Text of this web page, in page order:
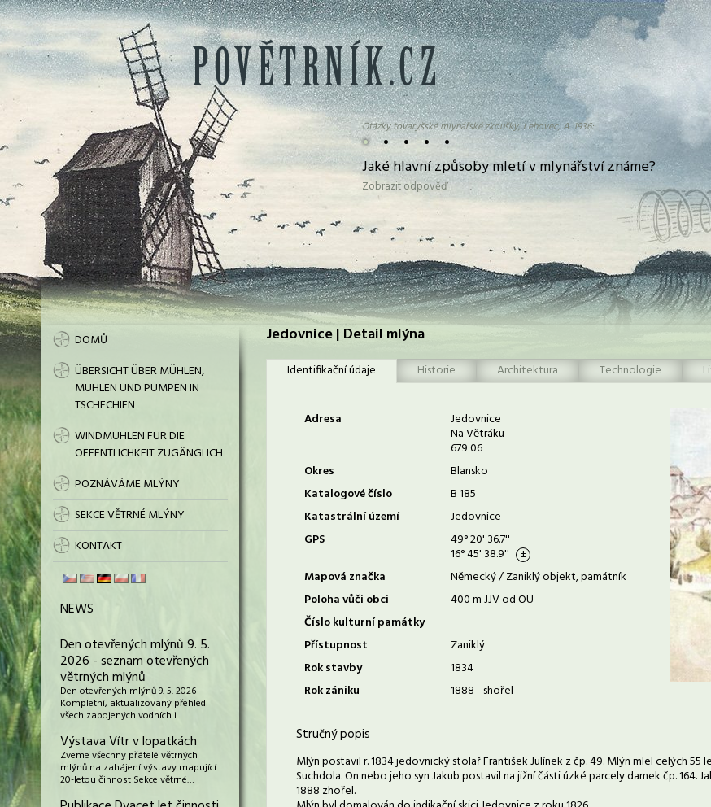
• • • • •
Otázky tovaryšské mlynářské zkoušky, Lehovec, A. 1936:
Jaké hlavní způsoby mletí v mlynářství známe?
Zobrazit odpověď
DOMŮ
ÜBERSICHT ÜBER MÜHLEN,
MÜHLEN UND PUMPEN IN
TSCHECHIEN
WINDMÜHLEN FÜR DIE
ÖFFENTLICHKEIT ZUGÄNGLICH
POZNÁVÁME MLÝNY
SEKCE VĚTRNÉ MLÝNY
KONTAKT
NEWS
Den otevřených mlýnů 9. 5.
2026 - seznam otevřených
větrných mlýnů
Den otevřených mlýnů 9. 5. 2026
Kompletní, aktualizovaný přehled
všech zapojených vodních i…
Výstava Vítr v lopatkách
Zveme všechny přátelé větrných
mlýnů na zahájení výstavy mapující
20-letou činnost Sekce větrné…
Jedovnice | Detail mlýna
Identifikační údaje
Historie Architektura Technologie
Adresa Jedovnice
Na Větráku
679 06
Okres
Blansko
Katalogové číslo
B 185
Katastrální území
Jedovnice
GPS
49° 20' 36.7''
16° 45' 38.9''
Mapová značka
Německý / Zaniklý objekt, památník
Poloha vůči obci
400 m JJV od OU
Číslo kulturní památky
Přístupnost
Zaniklý
Rok stavby
1834
Rok zániku
1888 - shořel
Stručný popis
Mlýn postavil r. 1834 jedovnický stolař František Julínek z čp. 49. Mlýn mlel celých 55
Suchdola. On nebo jeho syn Jakub postavil na jižní části úzké parcely damek čp. 164.
1888 zhořel.